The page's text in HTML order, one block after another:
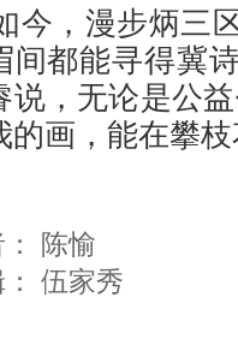
今，漫步炳三
间都能寻得冀
说，无论是公
的画，能在攀
陈愉
伍家秀